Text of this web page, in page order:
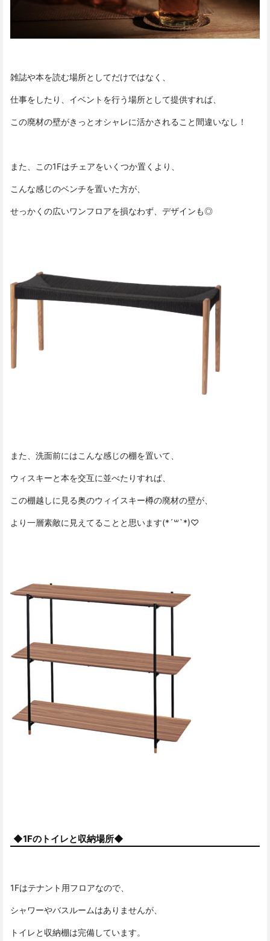
雑誌や本を読む場所としてだけではなく、
仕事をしたり、イベントを行う場所として提供すれば、
この廃材の壁がきっとオシャレに活かされること間違いなし！
また、この1Fはチェアをいくつか置くより、
こんな感じのベンチを置いた方が、
せっかくの広いワンフロアを損なわず、デザインも◎
また、洗面前にはこんな感じの棚を置いて、
ウィスキーと本を交互に並べたりすれば、
この棚越しに見る奥のウィイスキー樽の廃材の壁が、
より一層素敵に見えてることと思います(*´꒳`*)♡
◆1Fのトイレと収納場所◆
1Fはテナント用フロアなので、
シャワーやバスルームはありませんが、
トイレと収納棚は完備しています。